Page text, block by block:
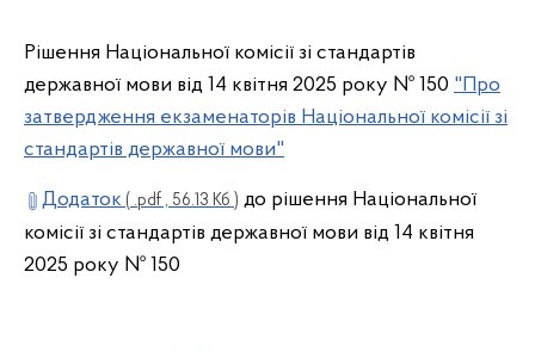
Рішення Національної комісії зі стандартів
державної мови від 14 квітня 2025 року № 150 "Про
затвердження екзаменаторів Національної комісії зі
стандартів державної мови"
Додаток ( .pdf , 56.13 Кб ) до рішення Національної
комісії зі стандартів державної мови від 14 квітня
2025 року № 150